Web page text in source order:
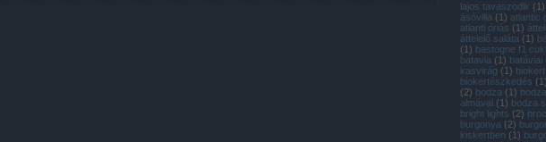
lajos tavaszodik (1)
ásóvilla (1) atlantic
atlanti óriás (1)
áttelelő saláta (1)
(1) bastogne f1
batavia (1) batáviai
kasvirág (1) biokert
biokertészkedés (1)
(2) bodza (1)
almával (1) bodza
bright lights (2)
burgonya (2)
kiskertben (1)